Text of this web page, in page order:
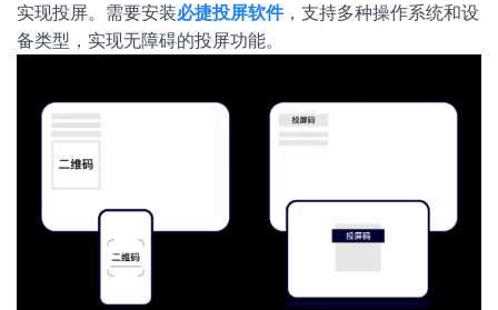
实现投屏。需要安装必捷投屏软件，支持多种操作系统和设
备类型，实现无障碍的投屏功能。